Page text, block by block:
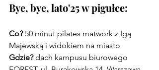
Bye, bye, lato'25 w pigułce:
Co? 50 minut pilates matwork z Igą
Majewską i widokiem na miasto
Gdzie? dach kampusu biurowego